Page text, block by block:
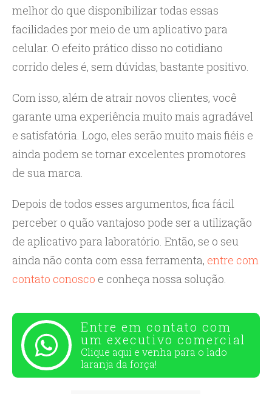
melhor do que disponibilizar todas essas
facilidades por meio de um aplicativo para
celular. O efeito prático disso no cotidiano
corrido deles é, sem dúvidas, bastante positivo.
Com isso, além de atrair novos clientes, você
garante uma experiência muito mais agradável
e satisfatória. Logo, eles serão muito mais fiéis e
ainda podem se tornar excelentes promotores
de sua marca.
Depois de todos esses argumentos, fica fácil
perceber o quão vantajoso pode ser a utilização
de aplicativo para laboratório. Então, se o seu
ainda não conta com essa ferramenta, entre com
contato conosco e conheça nossa solução.
Entre em contato com
um executivo comercial
Clique aqui e venha para o lado
laranja da força!